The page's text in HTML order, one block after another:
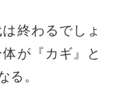
終わるでしょ
が『カギ』と
る。